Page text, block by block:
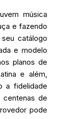
música
e fazendo
catálogo
e modelo
planos de
e além,
a fidelidade
centenas de
pode